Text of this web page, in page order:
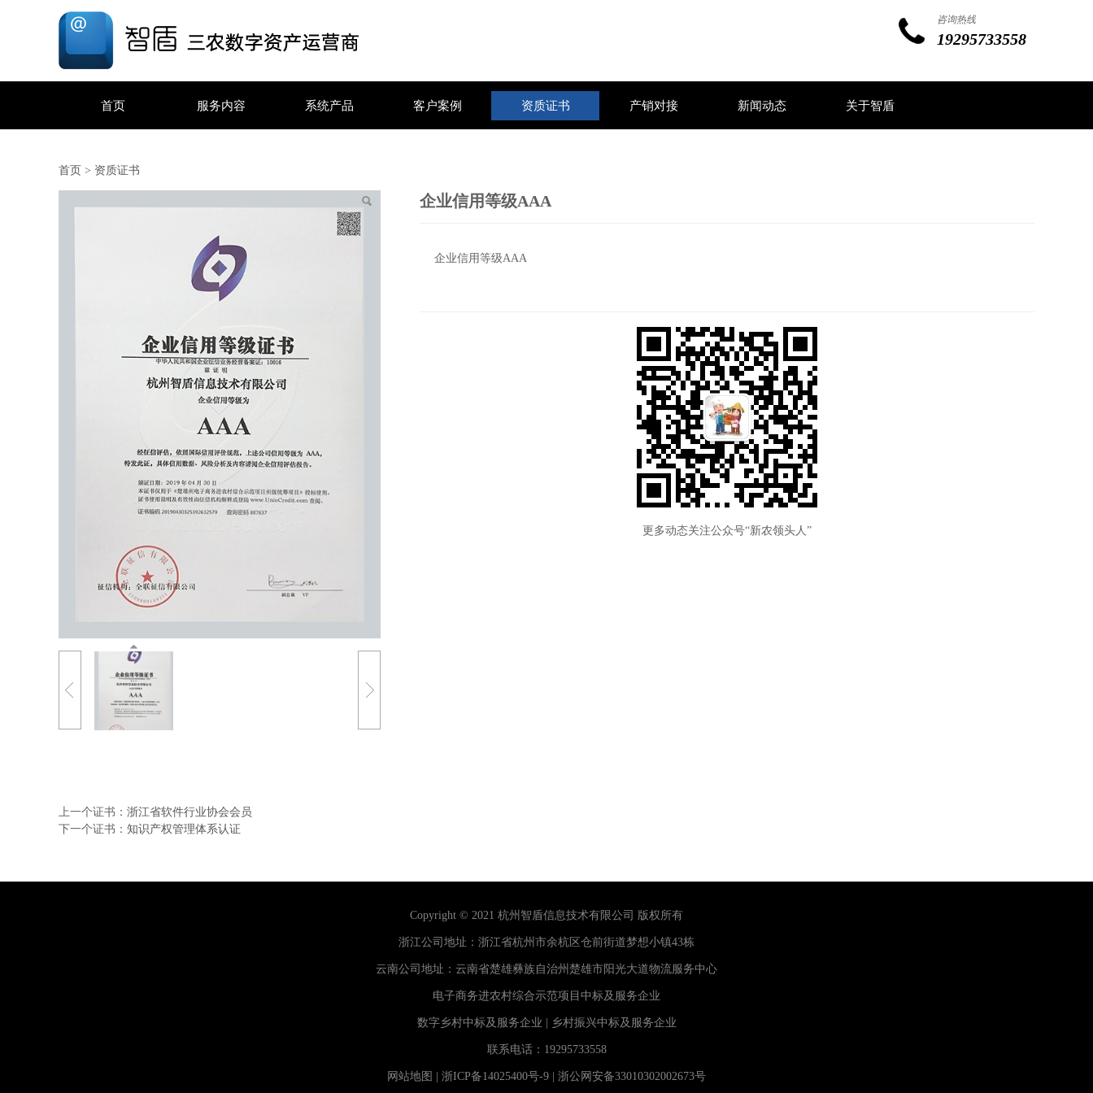
咨询热线
19295733558
首页 服务内容 系统产品 客户案例 资质证书 产销对接 新闻动态 关于智盾
首页 > 资质证书
企业信用等级AAA
企业信用等级AAA
更多动态关注公众号“新农领头人”
上一个证书： 浙江省软件行业协会会员
下一个证书： 知识产权管理体系认证
Copyright © 2021 杭州智盾信息技术有限公司 版权所有
浙江公司地址：浙江省杭州市余杭区仓前街道梦想小镇43栋
云南公司地址：云南省楚雄彝族自治州楚雄市阳光大道物流服务中心
电子商务进农村综合示范项目中标及服务企业
数字乡村中标及服务企业 乡村振兴中标及服务企业
联系电话： 19295733558
网站地图 浙ICP备14025400号-9 浙公网安备33010302002673号